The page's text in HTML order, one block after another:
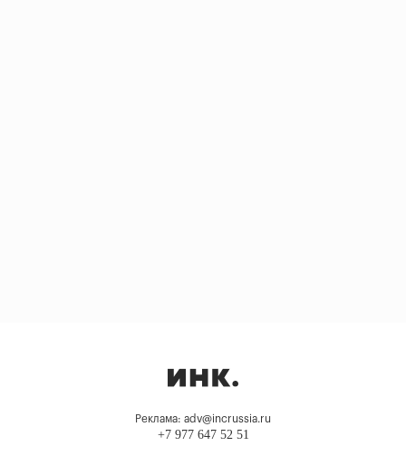
Реклама: adv@incrussia.ru
+7 977 647 52 51